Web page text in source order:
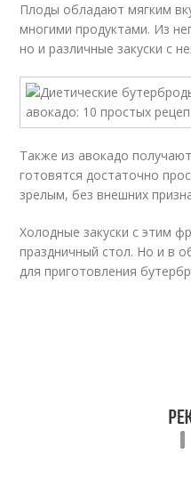
Плоды обладают мягким
многими продуктами. Из
но и различные закуски с
Также из авокадо
готовятся достаточно
зрелым, без внешних
Холодные закуски с этим
праздничный стол. Но и в
для приготовления